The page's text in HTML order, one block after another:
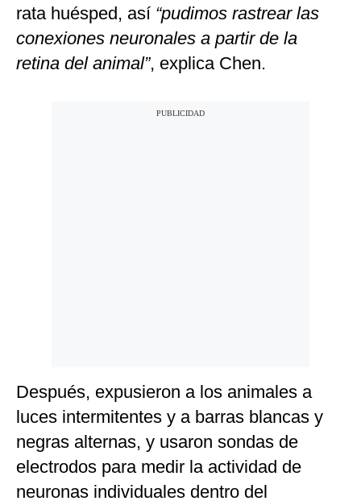
rata huésped, así “pudimos rastrear las
conexiones neuronales a partir de la
retina del animal”, explica Chen.
Después, expusieron a los animales a
luces intermitentes y a barras blancas y
negras alternas, y usaron sondas de
electrodos para medir la actividad de
neuronas individuales dentro del